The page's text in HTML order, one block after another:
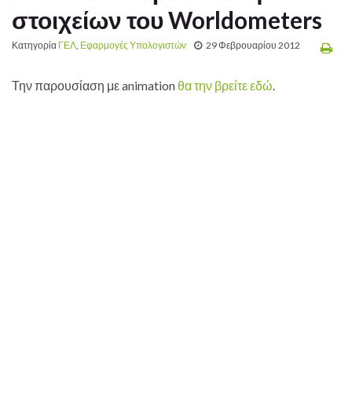
στοιχείων του Worldometers
Κατηγορία ΓΕΛ, Εφαρμογές Υπολογιστών 29 Φεβρουαρίου 2012
Την παρουσίαση με animationθα την βρείτε εδώ.